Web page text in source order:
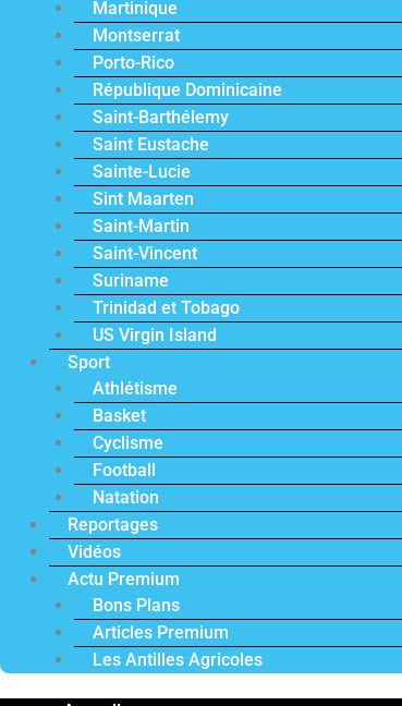
Martinique
Montserrat
Porto-Rico
République Dominicaine
Saint-Barthélemy
Saint Eustache
Sainte-Lucie
Sint Maarten
Saint-Martin
Saint-Vincent
Suriname
Trinidad et Tobago
US Virgin Island
Sport
Athlétisme
Basket
Cyclisme
Football
Natation
Reportages
Vidéos
Actu Premium
Bons Plans
Articles Premium
Les Antilles Agricoles